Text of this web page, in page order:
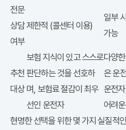
전문
상담
여부
제한적 (콜센터 이용)
일부
가능
추천
대상
보험 지식이 있고 스스로
판단하는 것을 선호하
며, 보험료 절감이 최우
선인 운전자
다양
은 운
운전
어려
현명한 선택을 위한 몇 가지 실질적